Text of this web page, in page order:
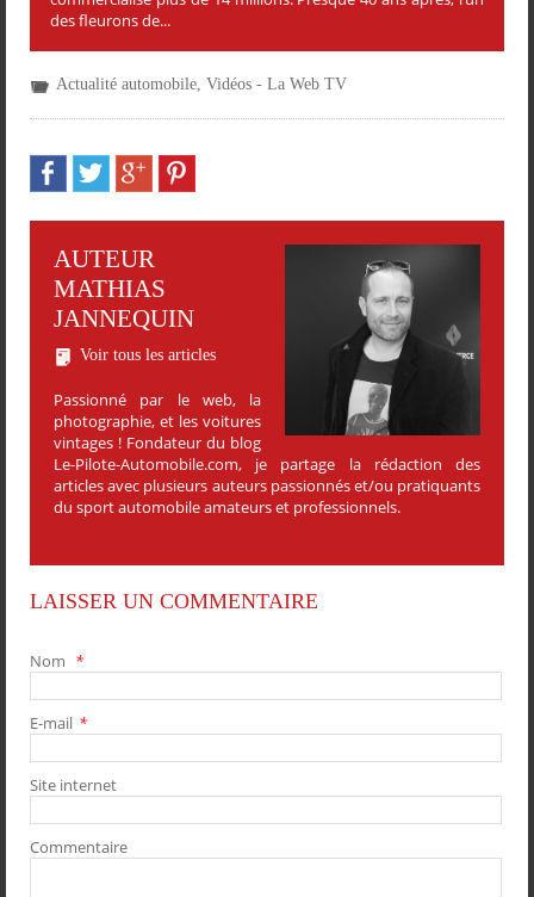
des fleurons de...
Actualité automobile, Vidéos - La Web TV
AUTEUR
MATHIAS
JANNEQUIN
Voir tous les articles
Passionné par le web, la
photographie, et les voitures
vintages ! Fondateur du blog
Le-Pilote-Automobile.com, je partage la rédaction des
articles avec plusieurs auteurs passionnés et/ou pratiquants
du sport automobile amateurs et professionnels.
LAISSER UN COMMENTAIRE
Nom *
E-mail *
Site internet
Commentaire